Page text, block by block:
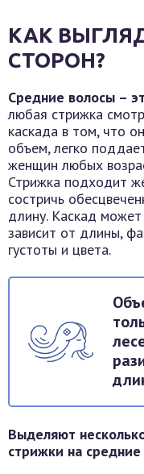
КАК
СТОРОН?
Средние волосы –
любая стрижка
каскада в том, что
объем, легко
женщин любых
Стрижка подходит
состричь
длину. Каскад
зависит от длины,
густоты и цвета.
Выделяют
стрижки на